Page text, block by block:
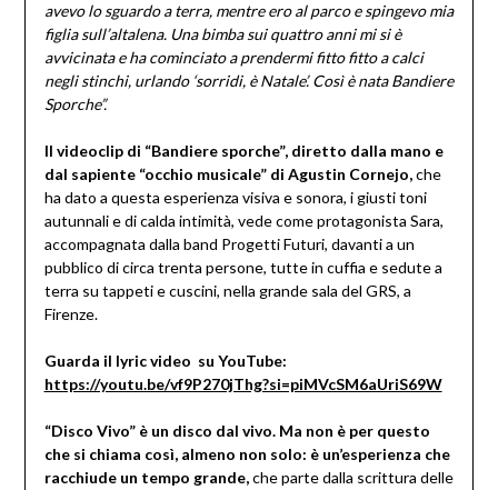
avevo lo sguardo a terra, mentre ero al parco e spingevo mia
figlia sull’altalena. Una bimba sui quattro anni mi si è
avvicinata e ha cominciato a prendermi fitto fitto a calci
negli stinchi, urlando ‘sorridi, è Natale’. Così è nata Bandiere
Sporche”.
Il videoclip di “Bandiere sporche”, diretto dalla mano e
dal sapiente “occhio musicale” di Agustin Cornejo,che
ha dato a questa esperienza visiva e sonora, i giusti toni
autunnali e di calda intimità, vede come protagonista Sara,
accompagnata dalla band Progetti Futuri, davanti a un
pubblico di circa trenta persone, tutte in cuffia e sedute a
terra su tappeti e cuscini, nella grande sala del GRS, a
Firenze.
Guarda il lyric video su YouTube:
https://youtu.be/vf9P270jThg?si=piMVcSM6aUriS69W
“Disco Vivo” è un disco dal vivo. Ma non è per questo
che si chiama così, almeno non solo: è un’esperienza che
racchiude un tempo grande,che parte dalla scrittura delle